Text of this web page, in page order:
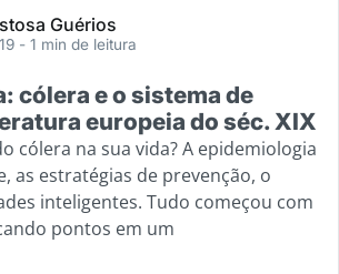
Guérios
- 1 min de leitura
cólera e o sistema de
europeia do séc. XIX
cólera na sua vida? A epidemiologia
as estratégias de prevenção, o
inteligentes. Tudo começou com
pontos em um